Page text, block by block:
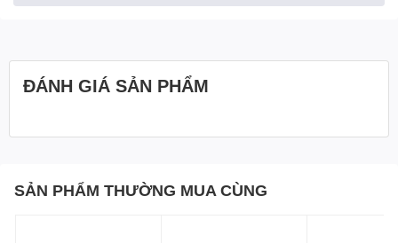
Kiểu màn hình: Màn hình văn phòng
Tần số quét: 100HZ
ĐÁNH GIÁ SẢN PHẨM
SẢN PHẨM THƯỜNG MUA CÙNG